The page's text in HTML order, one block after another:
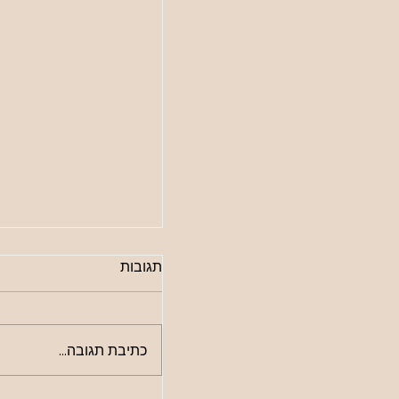
איך לשמור על אהבה
מרימים קול, או פשוט
כשקשה. אבל לפי אחד
תגובות
כתיבת תגובה...